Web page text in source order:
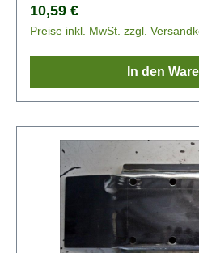
Regulärer Preis:
10,59 €
Preise inkl. MwSt. zzgl.
In den